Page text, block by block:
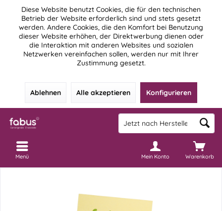
Diese Website benutzt Cookies, die für den technischen
Betrieb der Website erforderlich sind und stets gesetzt
werden. Andere Cookies, die den Komfort bei Benutzung
dieser Website erhöhen, der Direktwerbung dienen oder
die Interaktion mit anderen Websites und sozialen
Netzwerken vereinfachen sollen, werden nur mit Ihrer
Zustimmung gesetzt.
Ablehnen Alle akzeptieren Konfigurieren
Warenkorb
Mein Konto
Menü